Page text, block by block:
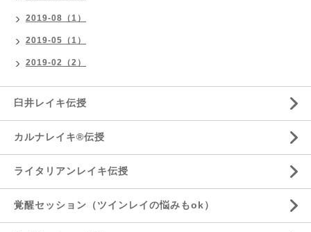
2019-08（1）
2019-05（1）
2019-02（2）
臼井レイキ伝授
カルナレイキ®伝授
ライタリアンレイキ伝授
覚醒セッション（ツインレイの悩みもok）